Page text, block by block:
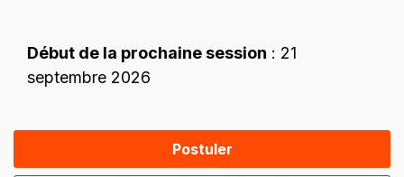
Début de la prochaine session : 21
septembre 2026
Postuler